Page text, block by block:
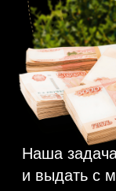
Наша задача —
и выдать с
и лучшими
свяжемся с вами в
ответит на ваши вопросы